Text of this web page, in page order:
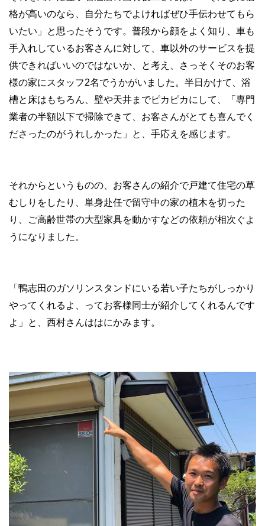
格が高いのなら、自分たちでよければぜひ手伝わせてもら
いたい」と思ったそうです。普段から顔をよく知り、車も
手入れしているお客さんに対して、車以外のサービスを提
供できればいいのではないか、と考え、さっそくそのお客
様の家にスタッフ2名でうかがいました。半日かけて、浴
槽と床はもちろん、壁や天井までピカピカにして、「専門
業者の半額以下で掃除できて、お客さんがとても喜んでく
ださったのがうれしかった」と、手応えを感じます。
それからというものの、お客さんの紹介で戸建て住宅の草
むしりをしたり、単身赴任で留守中の家の植木を切った
り、ご高齢世帯の大型家具を動かすなどの依頼が相次ぐよ
うになりました。
「鴨志田のガソリンスタンドにいる若い子たちがしっかり
やってくれるよ、ってお客様同士が紹介してくれるんです
よ」と、西村さんははにかみます。